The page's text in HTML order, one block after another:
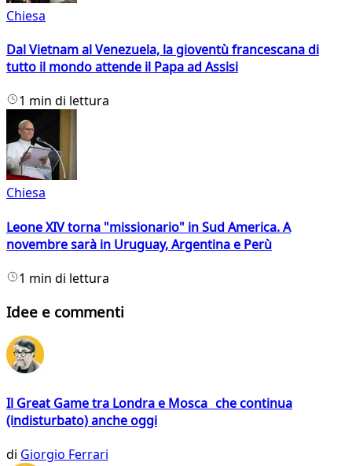
Chiesa
Dal Vietnam al Venezuela, la gioventù francescana di
tutto il mondo attende il Papa ad Assisi
1 min di lettura
Chiesa
Leone XIV torna "missionario" in Sud America. A
novembre sarà in Uruguay, Argentina e Perù
1 min di lettura
Idee e commenti
Il Great Game tra Londra e Mosca che continua
(indisturbato) anche oggi
di Giorgio Ferrari